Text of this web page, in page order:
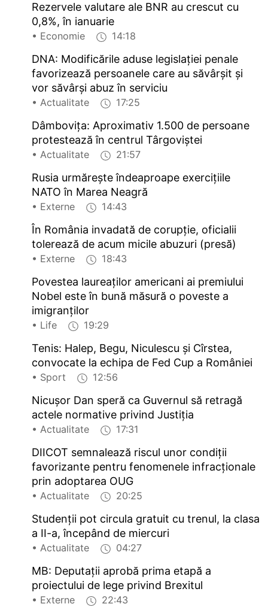
Rezervele valutare ale BNR au crescut cu
0,8%, în ianuarie
• Economie 14:18
DNA: Modificările aduse legislației penale
favorizează persoanele care au săvârșit și
vor săvârși abuz în serviciu
• Actualitate 17:25
Dâmbovița: Aproximativ 1.500 de persoane
protestează în centrul Târgoviștei
• Actualitate 21:57
Rusia urmărește îndeaproape exercițiile
NATO în Marea Neagră
• Externe 14:43
În România invadată de corupție, oficialii
tolerează de acum micile abuzuri (presă)
• Externe 18:43
Povestea laureaților americani ai premiului
Nobel este în bună măsură o poveste a
imigranților
• Life 19:29
Tenis: Halep, Begu, Niculescu și Cîrstea,
convocate la echipa de Fed Cup a României
• Sport 12:56
Nicușor Dan speră ca Guvernul să retragă
actele normative privind Justiția
• Actualitate 17:31
DIICOT semnalează riscul unor condiții
favorizante pentru fenomenele infracționale
prin adoptarea OUG
• Actualitate 20:25
Studenții pot circula gratuit cu trenul, la clasa
a II-a, începând de miercuri
• Actualitate 04:27
MB: Deputații aprobă prima etapă a
proiectului de lege privind Brexitul
• Externe 22:43